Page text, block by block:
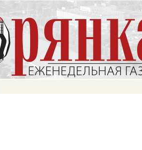
основному
содержанию